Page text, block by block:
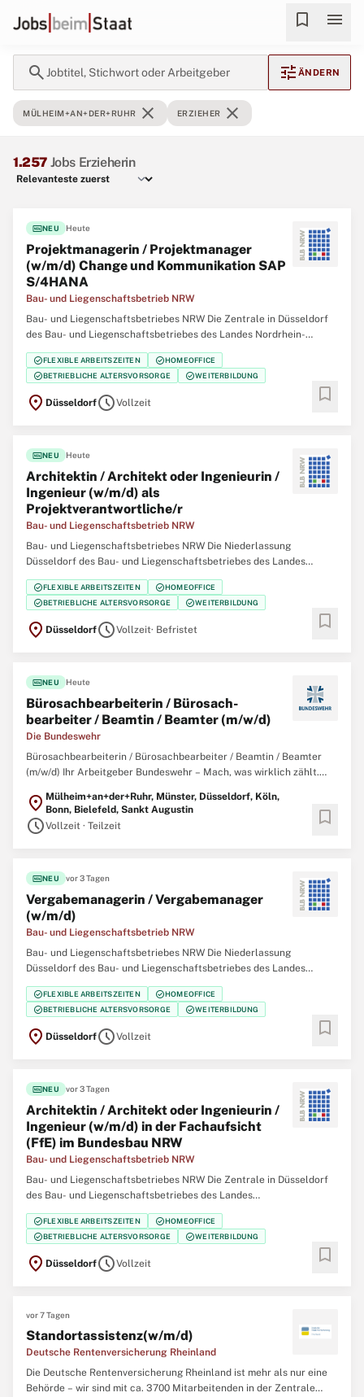
bookmark menu
search Jobtitel, Stichwort oder Arbeitgeber tune ÄNDERN
MÜLHEIM+AN+DER+RUHR close ERZIEHER close
1.257 Jobs Erzieherin
fiber_newNEU Heute
Projektmanagerin / Projektmanager
(w/m/d) Change und Kommunikation SAP
S/4HANA
Bau- und Liegenschaftsbetrieb NRW
Bau- und Liegenschaftsbetriebes NRW Die Zentrale in Düsseldorf
des Bau- und Liegenschaftsbetriebes des Landes Nordrhein-
Westfalen (BLB NRW) sucht zum nächstmöglichen Zeitpunkt
eine/einen Projektmanagerin / Projektmanager (w/m/d) Change und
Kommunikation SAP S/4HANA Der Bau- und Liegenschaftsbetrieb
check_circleFLEXIBLE ARBEITSZEITEN check_circleHOMEOFFICE
check_circleBETRIEBLICHE ALTERSVORSORGE check_circleWEITERBILDUNG
location_on DüsseldorfscheduleVollzeit bookmark
fiber_newNEU Heute
Architektin / Architekt oder Ingenieurin /
Ingenieur (w/m/d) als
Projektverantwortliche/r
Bau- und Liegenschaftsbetrieb NRW
Bau- und Liegenschaftsbetriebes NRW Die Niederlassung
Düsseldorf des Bau- und Liegenschaftsbetriebes des Landes
Nordrhein‑Westfalen (BLB NRW) sucht zum nächstmöglichen
Zeitpunkt für die Immobilienmanagementabteilung Finanzen
eine/einen Architektin / Architekten oder Ingenieurin /
check_circleFLEXIBLE ARBEITSZEITEN check_circleHOMEOFFICE
check_circleBETRIEBLICHE ALTERSVORSORGE check_circleWEITERBILDUNG
location_on DüsseldorfscheduleVollzeit· Befristet bookmark
fiber_newNEU Heute
Büro­sach­bearbeiterin / Büro­sach­
bearbeiter / Beamtin / Beamter (m/w/d)
Die Bundeswehr
Bürosachbearbeiterin / Bürosachbearbeiter / Beamtin / Beamter
(m/w/d) Ihr Arbeitgeber Bundeswehr – Mach, was wirklich zählt.
Mitarbeitenden garantieren wir Sicherheit, Souveränität und die
außenpolitische Handlungsfähigkeit
location_on Mülheim+an+der+Ruhr, Münster, Düsseldorf, Köln,
Bonn, Bielefeld, Sankt Augustin
scheduleVollzeit · Teilzeit bookmark
fiber_newNEU vor 3 Tagen
Vergabemanagerin / Vergabemanager
(w/m/d)
Bau- und Liegenschaftsbetrieb NRW
Bau- und Liegenschaftsbetriebes NRW Die Niederlassung
Düsseldorf des Bau- und Liegenschaftsbetriebes des Landes
Nordrhein‑Westfalen (BLB NRW) sucht zum nächstmöglichen
Zeitpunkt eine/einen Vergabemanagerin / Vergabemanager (w/m/d)
Der Bau- und Liegenschaftsbetrieb NRW ist Eigentümer,
check_circleFLEXIBLE ARBEITSZEITEN check_circleHOMEOFFICE
check_circleBETRIEBLICHE ALTERSVORSORGE check_circleWEITERBILDUNG
location_on DüsseldorfscheduleVollzeit bookmark
fiber_newNEU vor 3 Tagen
Architektin / Architekt oder Ingenieurin /
Ingenieur (w/m/d) in der Fachaufsicht
(FfE) im Bundesbau NRW
Bau- und Liegenschaftsbetrieb NRW
Bau- und Liegenschaftsbetriebes NRW Die Zentrale in Düsseldorf
des Bau- und Liegenschaftsbetriebes des Landes
Nordrhein‑Westfalen (BLB NRW) sucht zum nächstmöglichen
Zeitpunkt eine/einen Architektin / Architekten oder Ingenieurin /
Ingenieur (w/m/d) in der Fachaufsicht (FfE) im Bundesbau
check_circleFLEXIBLE ARBEITSZEITEN check_circleHOMEOFFICE
check_circleBETRIEBLICHE ALTERSVORSORGE check_circleWEITERBILDUNG
location_on DüsseldorfscheduleVollzeit bookmark
vor 7 Tagen
Standortassistenz(w/m/d)
Deutsche Rentenversicherung Rheinland
Die Deutsche Rentenversicherung Rheinland ist mehr als nur eine
Behörde – wir sind mit ca. 3700 Mitarbeitenden in der Zentrale